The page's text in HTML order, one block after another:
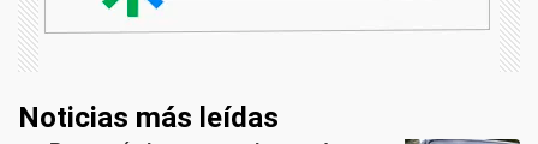
Noticias más leídas